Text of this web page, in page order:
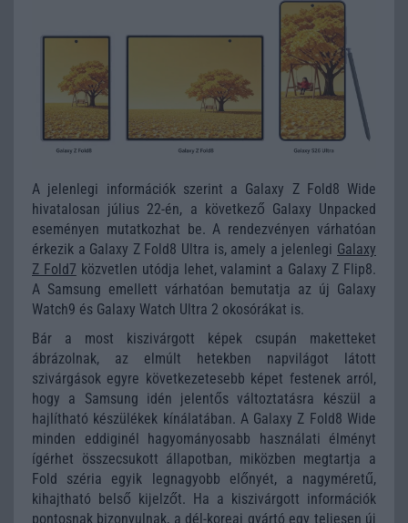
A jelenlegi információk szerint a Galaxy Z Fold8 Wide
hivatalosan július 22-én, a következő Galaxy Unpacked
eseményen mutatkozhat be. A rendezvényen várhatóan
érkezik a Galaxy Z Fold8 Ultra is, amely a jelenlegi Galaxy
Z Fold7 közvetlen utódja lehet, valamint a Galaxy Z Flip8.
A Samsung emellett várhatóan bemutatja az új Galaxy
Watch9 és Galaxy Watch Ultra 2 okosórákat is.
Bár a most kiszivárgott képek csupán maketteket
ábrázolnak, az elmúlt hetekben napvilágot látott
szivárgások egyre következetesebb képet festenek arról,
hogy a Samsung idén jelentős változtatásra készül a
hajlítható készülékek kínálatában. A Galaxy Z Fold8 Wide
minden eddiginél hagyományosabb használati élményt
ígérhet összecsukott állapotban, miközben megtartja a
Fold széria egyik legnagyobb előnyét, a nagyméretű,
kihajtható belső kijelzőt. Ha a kiszivárgott információk
pontosnak bizonyulnak, a dél-koreai gyártó egy teljesen új